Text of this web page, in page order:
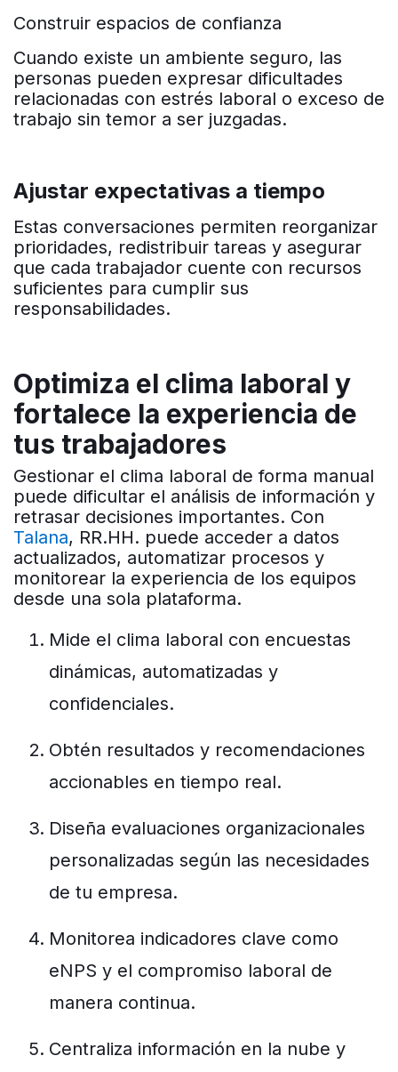
Construir espacios de confianza
Cuando existe un ambiente seguro, las
personas pueden expresar dificultades
relacionadas con estrés laboral o exceso de
trabajo sin temor a ser juzgadas.
Ajustar expectativas a tiempo
Estas conversaciones permiten reorganizar
prioridades, redistribuir tareas y asegurar
que cada trabajador cuente con recursos
suficientes para cumplir sus
responsabilidades.
Optimiza el clima laboral y
fortalece la experiencia de
tus trabajadores
Gestionar el clima laboral de forma manual
puede dificultar el análisis de información y
retrasar decisiones importantes. Con
Talana, RR.HH. puede acceder a datos
actualizados, automatizar procesos y
monitorear la experiencia de los equipos
desde una sola plataforma.
Mide el clima laboral con encuestas
dinámicas, automatizadas y
confidenciales.
Obtén resultados y recomendaciones
accionables en tiempo real.
Diseña evaluaciones organizacionales
personalizadas según las necesidades
de tu empresa.
Monitorea indicadores clave como
eNPS y el compromiso laboral de
manera continua.
Centraliza información en la nube y